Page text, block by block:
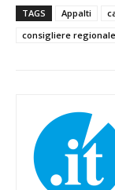
TAGS Appalti
consigliere regionale